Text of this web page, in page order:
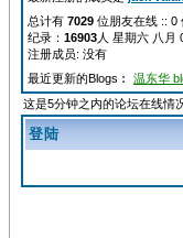
总计有 7029 位朋友在线 :: 0
纪录： 16903 人 星期六 八月
注册成员: 没有
最近更新的Blogs︰ 温东华
这是5分钟之内的论坛在线情
登陆